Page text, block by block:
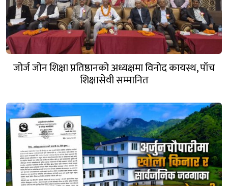
जोर्ज जोन शिक्षा प्रतिष्ठानको अध्यक्षमा विनोद कायस्थ, पाँच
शिक्षासेवी सम्मानित